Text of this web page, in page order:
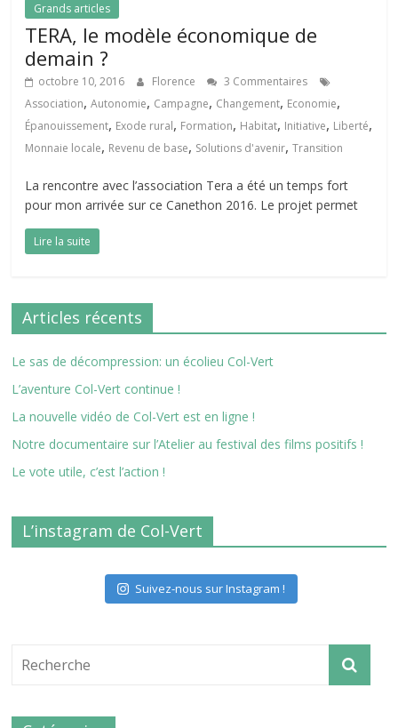
Grands articles
TERA, le modèle économique de
demain ?
octobre 10, 2016 Florence
3 Commentaires
Association,Autonomie, Campagne, Changement, Economie,
Épanouissement, Exode rural, Formation, Habitat, Initiative, Liberté,
Monnaie locale, Revenu de base, Solutions d'avenir,Transition
La rencontre avec l’association Tera a été un temps fort
pour mon arrivée sur ce Canethon 2016. Le projet permet
Lire la suite
Articles récents
Le sas de décompression: un écolieu Col-Vert
L’aventure Col-Vert continue !
La nouvelle vidéo de Col-Vert est en ligne !
Notre documentaire sur l’Atelier au festival des films positifs !
Le vote utile, c’est l’action !
L’instagram de Col-Vert
Suivez-nous sur Instagram !